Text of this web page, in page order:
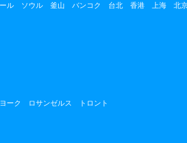
ル ソウル 釜山 バンコク 台北 香港 上海 北
ーク ロサンゼルス トロント